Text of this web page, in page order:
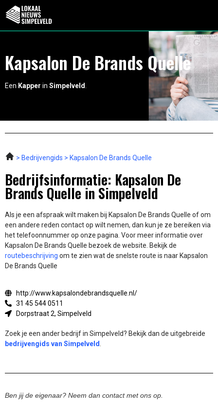
Kapsalon De Brands Quelle
Een Kapper in Simpelveld
Bedrijvengids Kapsalon De Brands Quelle
Bedrijfsinformatie: Kapsalon De
Brands Quelle in Simpelveld
Als je een afspraak wilt maken bij Kapsalon De Brands Quelle of om
een andere reden contact op wilt nemen, dan kun je ze bereiken via
het telefoonnummer op onze pagina. Voor meer informatie over
Kapsalon De Brands Quelle bezoek de website. Bekijk de
routebeschrijving om te zien wat de snelste route is naar Kapsalon
De Brands Quelle
http://www.kapsalondebrandsquelle.nl/
31 45 544 0511
Dorpstraat 2, Simpelveld
Zoek je een ander bedrijf in Simpelveld? Bekijk dan de uitgebreide
bedrijvengids van Simpelveld
Ben jij de eigenaar? Neem dan contact met ons op.